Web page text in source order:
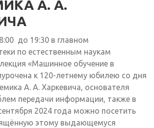
А. А.
до 19:30 в главном
по естественным наукам
«Машинное обучение в
к 120-летнему юбилею со дня
А. А. Харкевича, основателя
передачи информации, также в
2024 года можно посетить
этому выдающемуся